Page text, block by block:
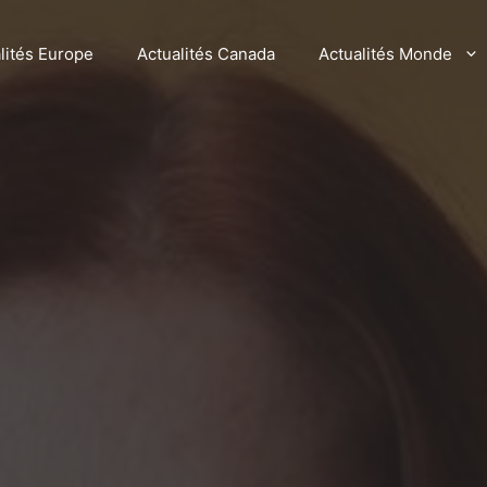
Europe Actualités Canada Actualités Monde